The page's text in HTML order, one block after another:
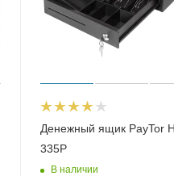
Денежный ящик PayTor
335P
В наличии